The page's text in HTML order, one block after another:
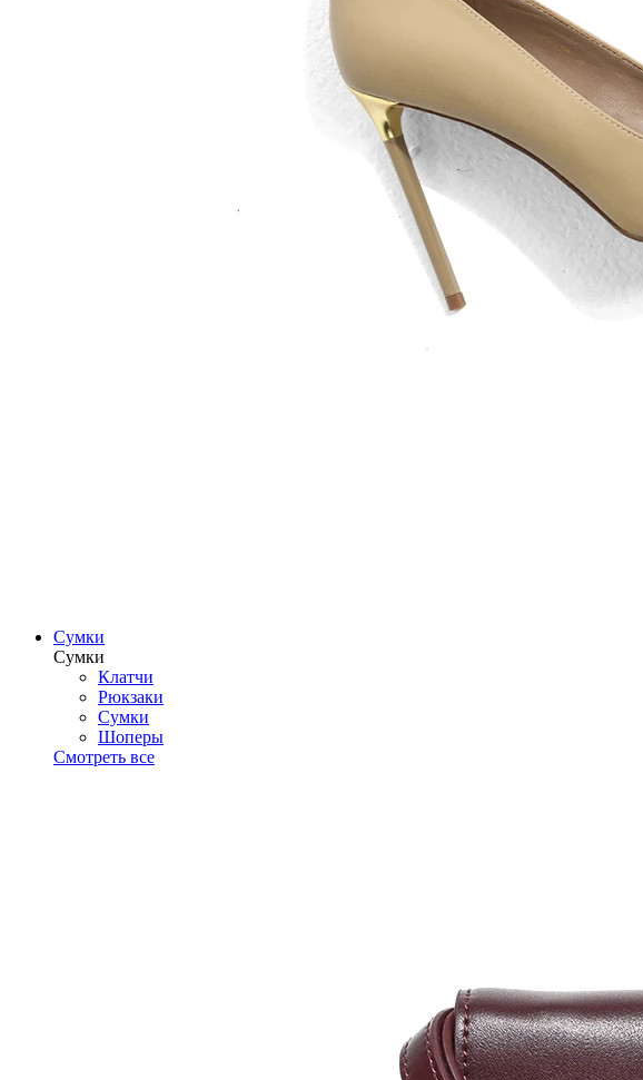
Сумки
Сумки
Клатчи
Рюкзаки
Сумки
Шоперы
Смотреть все